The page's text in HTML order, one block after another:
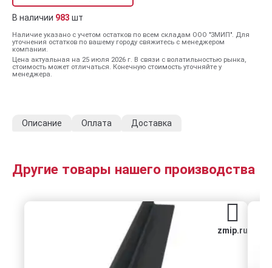
В наличии 983 шт
Наличие указано с учетом остатков по всем складам ООО "ЗМИП". Для
уточнения остатков по вашему городу свяжитесь с менеджером
компании.
Цена актуальная на 25 июля 2026 г. В связи с волатильностью рынка,
стоимость может отличаться. Конечную стоимость уточняйте у
менеджера.
Описание Оплата Доставка
Другие товары нашего производства
zmip.ru